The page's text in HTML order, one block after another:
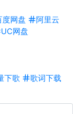
度网盘
阿里云
UC网盘
下歌
歌词下载